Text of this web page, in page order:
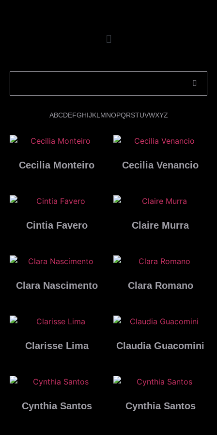
ABCDEFGHIJKL MNOPQRSTUVWXYZ
Cecilia Monteiro Cecilia Venancio
Cintia Favero Claire Murra
Clara Nascimento Clara Romano
Clarisse Lima Claudia Guacomini
Cynthia Santos Cynthia Santos